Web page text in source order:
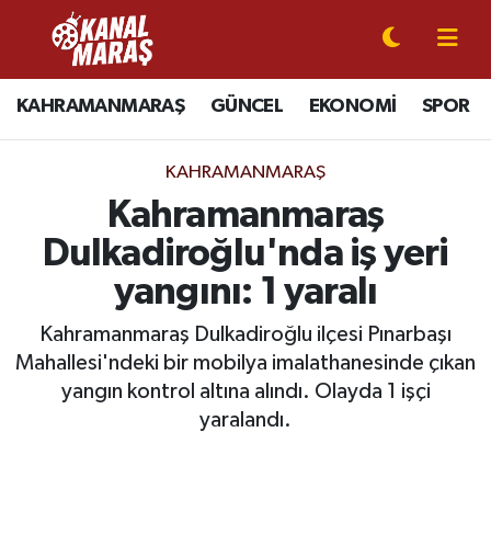
KAHRAMANMARAŞ GÜNCEL EKONOMİ SPOR
KAHRAMANMARAŞ
Kahramanmaraş
Dulkadiroğlu'nda iş yeri
yangını: 1 yaralı
Kahramanmaraş Dulkadiroğlu ilçesi Pınarbaşı
Mahallesi'ndeki bir mobilya imalathanesinde çıkan
yangın kontrol altına alındı. Olayda 1 işçi
yaralandı.
CANLI YAYIN
KAHRAMANMARAŞ
SPOR
SİYASET
EKONOMİ
Kahramanmaraş Nöbetçi Eczaneler
Kahramanmaraş Hava Durumu
Kahramanmaraş Trafik Yoğunluk Haritası
Süper Lig Puan Durumu ve Fikstür
Tüm Manşetler
Son Dakika Haberleri